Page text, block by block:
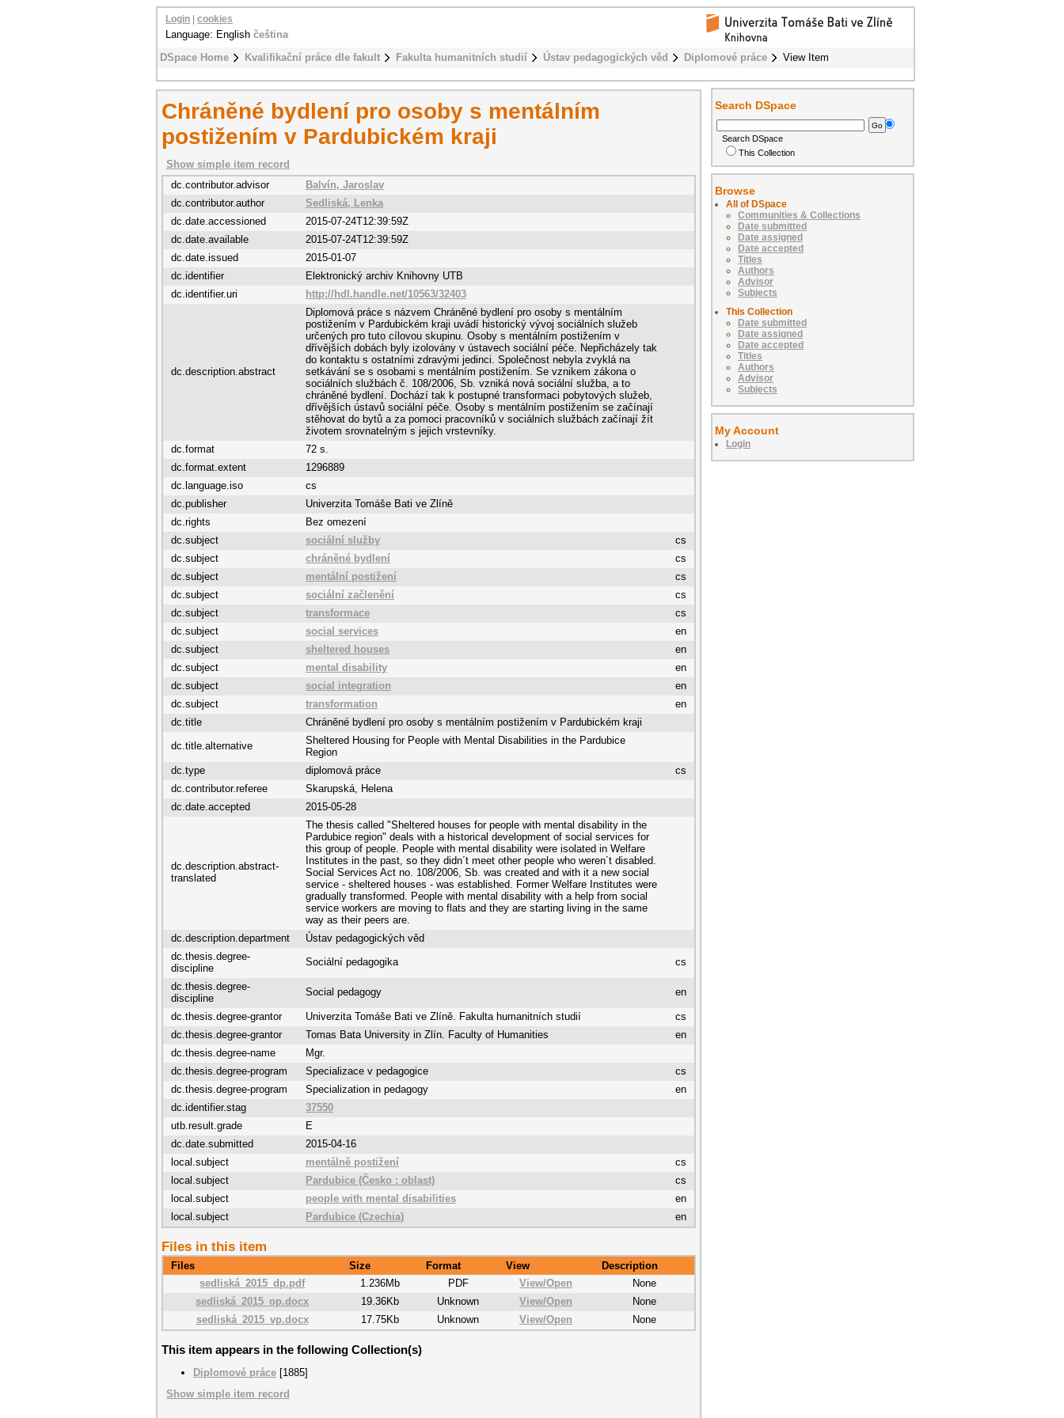
DSpace Home Kvalifikační práce dle fakult Fakulta humanitních studií Ústav pedagogických věd Diplomové práce View Item
Login cookies
Language: English čeština
Chráněné bydlení pro osoby s mentálním
postižením v Pardubickém kraji
Show simple item record
dc.contributor.advisor
Balvín, Jaroslav
dc.contributor.author
Sedliská, Lenka
dc.date.accessioned
2015-07-24T12:39:59Z
dc.date.available
2015-07-24T12:39:59Z
dc.date.issued
2015-01-07
dc.identifier
Elektronický archiv Knihovny UTB
dc.identifier.uri
http://hdl.handle.net/10563/32403
dc.description.abstract
Diplomová práce s názvem Chráněné bydlení pro osoby s mentálním
postižením v Pardubickém kraji uvádí historický vývoj sociálních služeb
určených pro tuto cílovou skupinu. Osoby s mentálním postižením v
dřívějších dobách byly izolovány v ústavech sociální péče. Nepřicházely tak
do kontaktu s ostatními zdravými jedinci. Společnost nebyla zvyklá na
setkávání se s osobami s mentálním postižením. Se vznikem zákona o
sociálních službách č. 108/2006, Sb. vzniká nová sociální služba, a to
chráněné bydlení. Dochází tak k postupné transformaci pobytových služeb,
dřívějších ústavů sociální péče. Osoby s mentálním postižením se začínají
stěhovat do bytů a za pomoci pracovníků v sociálních službách začínají žít
životem srovnatelným s jejich vrstevníky.
dc.format
72 s.
dc.format.extent
1296889
dc.language.iso
cs
dc.publisher
Univerzita Tomáše Bati ve Zlíně
dc.rights
Bez omezení
dc.subject
sociální služby
cs
dc.subject
chráněné bydlení
cs
dc.subject
mentální postižení
cs
dc.subject
sociální začlenění
cs
dc.subject
transformace
cs
dc.subject
social services
en
dc.subject
sheltered houses
en
dc.subject
mental disability
en
dc.subject
social integration
en
dc.subject
transformation
en
dc.title
Chráněné bydlení pro osoby s mentálním postižením v Pardubickém kraji
dc.title.alternative
Sheltered Housing for People with Mental Disabilities in the Pardubice
Region
dc.type
diplomová práce
cs
dc.contributor.referee
Skarupská, Helena
dc.date.accepted
2015-05-28
dc.description.abstract-
translated
The thesis called "Sheltered houses for people with mental disability in the
Pardubice region" deals with a historical development of social services for
this group of people. People with mental disability were isolated in Welfare
Institutes in the past, so they didn´t meet other people who weren´t disabled.
Social Services Act no. 108/2006, Sb. was created and with it a new social
service - sheltered houses - was established. Former Welfare Institutes were
gradually transformed. People with mental disability with a help from social
service workers are moving to flats and they are starting living in the same
way as their peers are.
dc.description.department
Ústav pedagogických věd
dc.thesis.degree-
discipline
Sociální pedagogika cs
dc.thesis.degree-
discipline
Social pedagogy en
dc.thesis.degree-grantor Univerzita Tomáše Bati ve Zlíně. Fakulta humanitních studií
cs
dc.thesis.degree-grantor
Tomas Bata University in Zlín. Faculty of Humanities
en
dc.thesis.degree-name
Mgr.
dc.thesis.degree-program
Specializace v pedagogice
cs
dc.thesis.degree-program
Specialization in pedagogy
en
dc.identifier.stag
37550
utb.result.grade
E
dc.date.submitted
2015-04-16
local.subject
mentálně postižení
cs
local.subject
Pardubice (Česko : oblast)
cs
local.subject
people with mental disabilities
en
local.subject
Pardubice (Czechia) en
Files in this item
Files Size Format View
Description
sedliská_2015_dp.pdf
1.236Mb PDF View/Open
None
sedliská_2015_op.docx
19.36Kb Unknown View/Open
None
sedliská_2015_vp.docx
17.75Kb Unknown View/Open None
This item appears in the following Collection(s)
Diplomové práce [1885]
Show simple item record
Search DSpace
Search DSpace
This Collection
Browse
All of DSpace
Communities & Collections
Date submitted
Date assigned
Date accepted
Titles
Authors
Advisor
Subjects
This Collection
Date submitted
Date assigned
Date accepted
Titles
Authors
Advisor
Subjects
My Account
Login